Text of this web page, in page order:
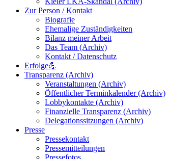
Zur Person / Kontakt
Biografie
Ehemalige Zuständigkeiten
Bilanz meiner Arbeit
Das Team (Archiv)
Kontakt / Datenschutz
Erfolge💪
Transparenz (Archiv)
Veranstaltungen (Archiv)
Öffentlicher Terminkalender (Archiv)
Lobbykontakte (Archiv)
Finanzielle Transparenz (Archiv)
Delegationssitzungen (Archiv)
Presse
Pressekontakt
Pressemitteilungen
Pressefotos